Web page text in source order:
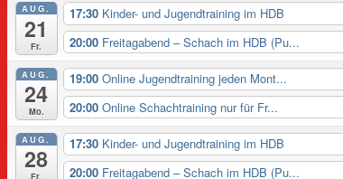
AUG.
21
Fr.
17:30 Kinder- und Jugendtraining im HDB
20:00 Freitagabend – Schach im HDB (Pu...
AUG.
24
Mo.
19:00 Online Jugendtraining jeden Mont...
20:00 Online Schachtraining nur für Fr...
AUG.
28
Fr.
17:30 Kinder- und Jugendtraining im HDB
20:00 Freitagabend – Schach im HDB (Pu...